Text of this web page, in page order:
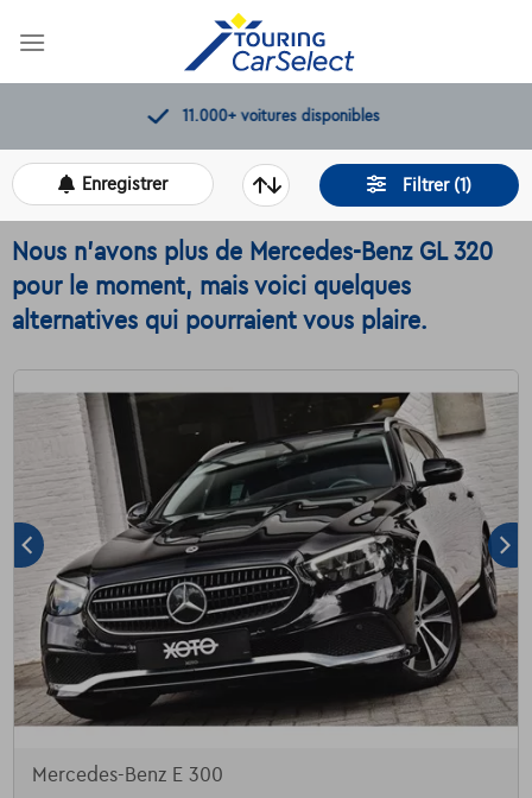
11.000+voitures disponibles
Filtrer (1)
Enregistrer
Nous n'avons plus de Mercedes-Benz GL 320
pour le moment, mais voici quelques
alternatives qui pourraient vous plaire.
Mercedes-Benz E 300